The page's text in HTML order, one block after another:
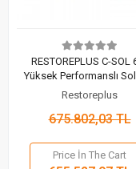
RESTOREPLUS C-SOL
Yüksek Performanslı
Bazlı Temizleyici (1000
Restoreplus
675.802,03 TL
Price İn The Cart